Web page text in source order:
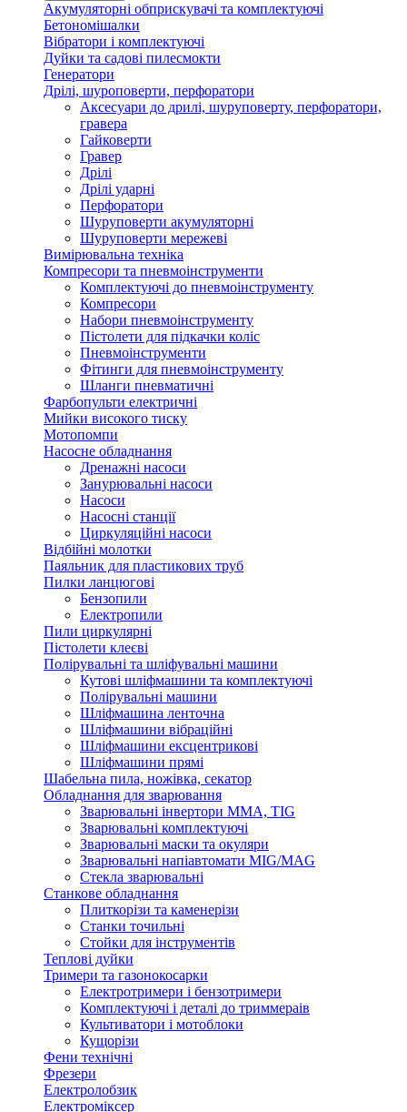
Акумуляторні обприскувачі та комплектуючі
Бетономішалки
Вібратори і комплектуючі
Дуйки та садові пилесмокти
Генератори
Дрілі, шуроповерти, перфоратори
Аксесуари до дрилі, шуруповерту, перфоратори,
гравера
Гайковерти
Гравер
Дрілі
Дрілі ударні
Перфоратори
Шуруповерти акумуляторні
Шуруповерти мережеві
Вимірювальна техніка
Компресори та пневмоінструменти
Комплектуючі до пневмоінструменту
Компресори
Набори пневмоінструменту
Пістолети для підкачки коліс
Пневмоінструменти
Фітинги для пневмоінструменту
Шланги пневматичні
Фарбопульти електричні
Мийки високого тиску
Мотопомпи
Насосне обладнання
Дренажні насоси
Занурювальні насоси
Насоси
Насосні станції
Циркуляційні насоси
Відбійні молотки
Паяльник для пластикових труб
Пилки ланцюгові
Бензопили
Електропили
Пили циркулярні
Пістолети клеєві
Полірувальні та шліфувальні машини
Кутові шліфмашини та комплектуючі
Полірувальні машини
Шліфмашина ленточна
Шліфмашини вібраційні
Шліфмашини ексцентрикові
Шліфмашини прямі
Шабельна пила, ножівка, секатор
Обладнання для зварювання
Зварювальні інвертори ММА, TIG
Зварювальні комплектуючі
Зварювальні маски та окуляри
Зварювальні напіавтомати MIG/MAG
Стекла зварювальні
Станкове обладнання
Плиткорізи та каменерізи
Станки точильні
Стойки для інструментів
Теплові дуйки
Тримери та газонокосарки
Електротримери і бензотримери
Комплектуючі і деталі до триммераів
Культиватори і мотоблоки
Кущорізи
Фени технічні
Фрезери
Електролобзик
Електроміксер